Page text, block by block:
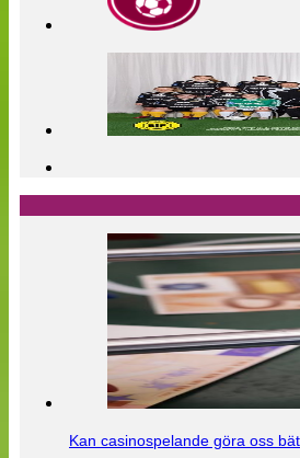
Kan casinospelande göra oss